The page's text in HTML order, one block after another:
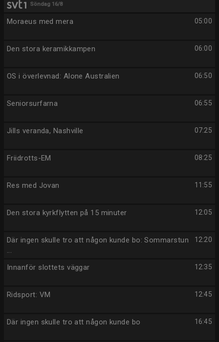
Söndag 16/8
05:00
Moraeus med mera
06:00
Den stora keramikkampen
06:50
OS i överlevnad: Alone Australien
06:55
Seniorsurfarna
07:25
Jills veranda, Nashville
08:25
Friidrotts-EM
11:55
Res med Jovan
12:05
Den stora kyrkflytten på 15 minuter
12:20
Där ingen skulle tro att någon kunde bo: Sommarstun
...
12:35
Innanför slottets väggar
12:45
Ridsport: VM
16:45
Där ingen skulle tro att någon kunde bo